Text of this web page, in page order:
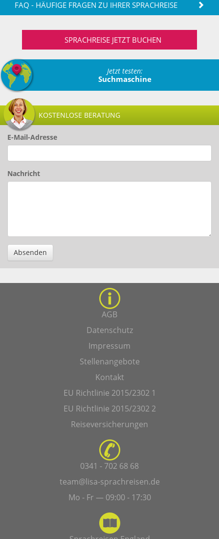
FAQ - HÄUFIGE FRAGEN ZU IHRER SPRACHREISE
SPRACHREISE JETZT BUCHEN
Jetzt testen:
Suchmaschine
KOSTENLOSE BERATUNG
E-Mail-Adresse
Nachricht
Absenden
AGB
Datenschutz
Impressum
Stellenangebote
Kontakt
EU Richtlinie 2015/2302 1
EU Richtlinie 2015/2302 2
Reiseversicherungen
0341 - 702 68 68
team@lisa-sprachreisen.de
Mo - Fr — 09:00 - 17:30